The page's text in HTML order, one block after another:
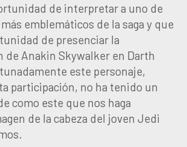
de interpretar a uno de
emblemáticos de la saga y que
de presenciar la
de Anakin Skywalker en Darth
este personaje,
participación, no ha tenido un
como este que nos haga
de la cabeza del joven Jedi